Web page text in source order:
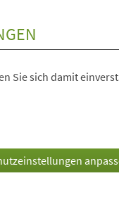
Sie sich damit